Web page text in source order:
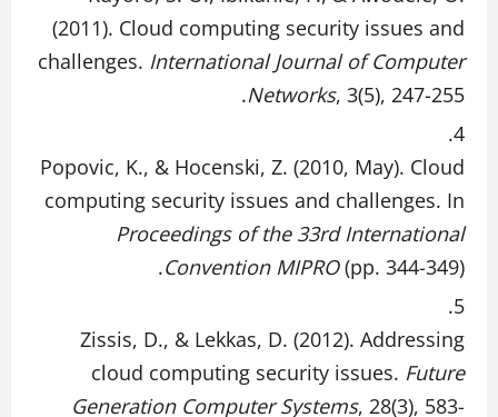
(2011). Cloud computing security issues and
challenges. International Journal of Computer
Networks, 3(5), 247-255.
Popovic, K., & Hocenski, Z. (2010, May). Cloud
computing security issues and challenges. In
Proceedings of the 33rd International
Convention MIPRO(pp. 344-349).
Zissis, D., & Lekkas, D. (2012). Addressing
cloud computing security issues. Future
Generation Computer Systems, 28(3), 583-